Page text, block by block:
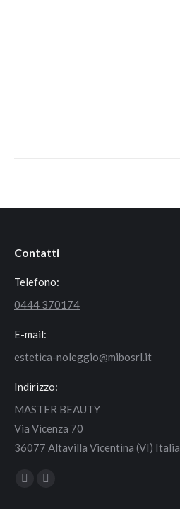
Contatti
Telefono:
0444 370174
E-mail:
estetica-noleggio@mibosrl.it
Indirizzo:
MASTER BEAUTY
Via Vicenza 70
36077 Altavilla Vicentina (VI) Italia
Find us on: